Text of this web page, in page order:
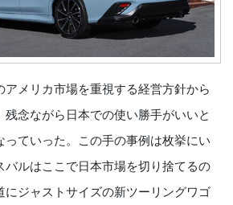
メリカ市場を重視する経営方針から
念ながら日本での使い勝手がいいと
っていった。この手の事例は枚挙にい
バルはここで日本市場を切り捨てるの
にジャストサイズの新ツーリングワゴ